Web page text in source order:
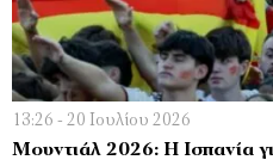
13:26 - 20 Ιουλίου 2026
Μουντιάλ 2026: Η Ισπανία